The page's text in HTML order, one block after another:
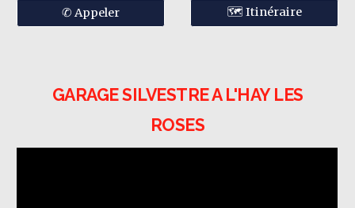
✆ Appeler 🗺 Itinéraire
GARAGE SILVESTRE A L'HAY LES
ROSES